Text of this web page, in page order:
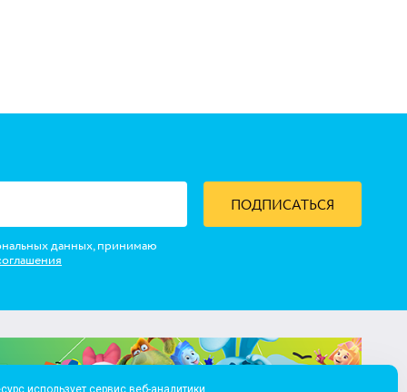
ПОДПИСАТЬСЯ
данных, принимаю
использует сервис веб-аналитики